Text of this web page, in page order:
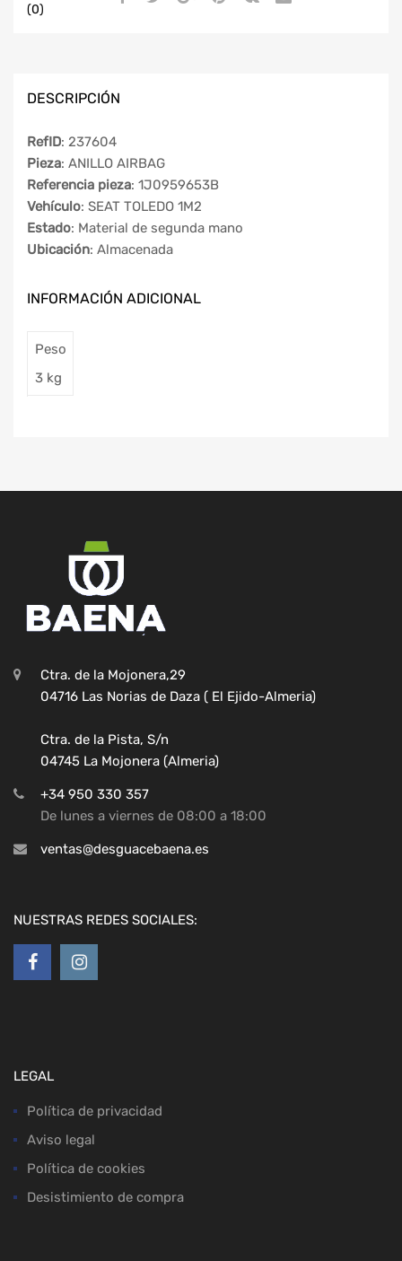
(0)
DESCRIPCIÓN
RefID: 237604
Pieza: ANILLO AIRBAG
Referencia pieza: 1J0959653B
Vehículo: SEAT TOLEDO 1M2
Estado: Material de segunda mano
Ubicación: Almacenada
INFORMACIÓN ADICIONAL
Peso
3 kg
Ctra. de la Mojonera,29
04716 Las Norias de Daza ( El Ejido-Almeria)
Ctra. de la Pista, S/n
04745 La Mojonera (Almeria)
+34 950 330 357
De lunes a viernes de 08:00 a 18:00
ventas@desguacebaena.es
NUESTRAS REDES SOCIALES:
LEGAL
Política de privacidad
Aviso legal
Política de cookies
Desistimiento de compra